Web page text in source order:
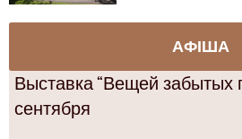
АФІША
Выставка “Вещей забытых
сентября